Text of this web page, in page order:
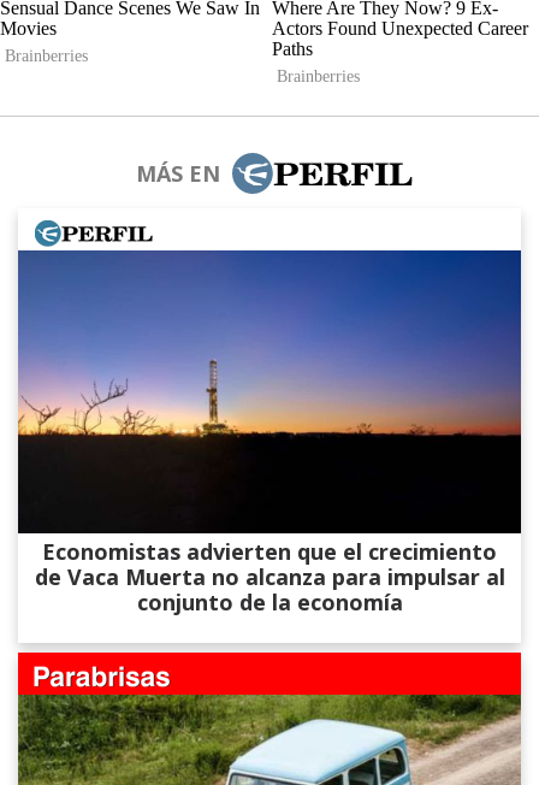
MÁS EN
Economistas advierten que el crecimiento
de Vaca Muerta no alcanza para impulsar al
conjunto de la economía